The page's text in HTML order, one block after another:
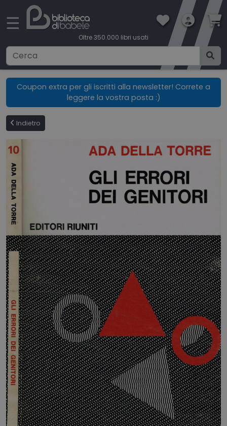
☰
Oltre 350.000 libri usati
Ricerca avanzata
CONDIZIONI DI VENDITA
HOME
BLOG
CHI SIAMO
OUTLET
NEWSLETTER
Coupon extra per gli iscritti alla newsletter! Correte a
leggere la vostra posta :)
Indietro